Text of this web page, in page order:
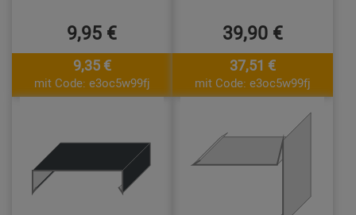
9,95 €
9,35 €
mit Code: e3oc5w99fj
39,90 €
37,51 €
mit Code: e3oc5w99fj